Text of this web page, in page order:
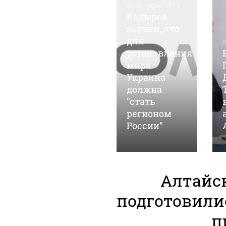
для
установления
мира
Украина
должна
"стать
регионом
России"